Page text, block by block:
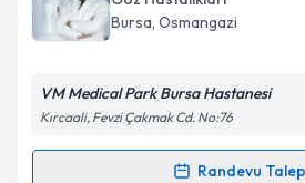
almanız için bir takvim
bilgilendireceğiz.
Bursa, Osmangazi
VM Medical Park Bursa Hastanesi
Kırcaali, Fevzi Çakmak Cd. No:76
Randevu